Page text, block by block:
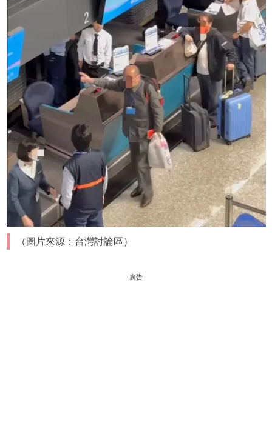
（圖片來源：台灣討論區）
廣告